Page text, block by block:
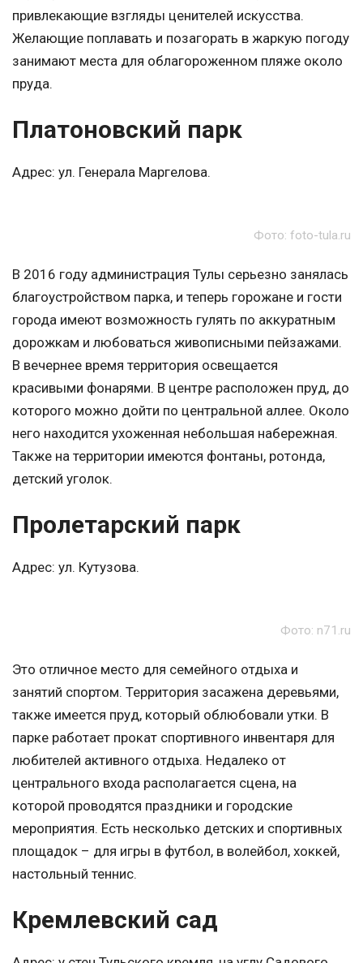
привлекающие взгляды ценителей искусства.
Желающие поплавать и позагорать в жаркую погоду
занимают места для облагороженном пляже около
пруда.
Платоновский парк
Адрес: ул. Генерала Маргелова.
Фото: foto-tula.ru
В 2016 году администрация Тулы серьезно занялась
благоустройством парка, и теперь горожане и гости
города имеют возможность гулять по аккуратным
дорожкам и любоваться живописными пейзажами.
В вечернее время территория освещается
красивыми фонарями. В центре расположен пруд, до
которого можно дойти по центральной аллее. Около
него находится ухоженная небольшая набережная.
Также на территории имеются фонтаны, ротонда,
детский уголок.
Пролетарский парк
Адрес: ул. Кутузова.
Фото: n71.ru
Это отличное место для семейного отдыха и
занятий спортом. Территория засажена деревьями,
также имеется пруд, который облюбовали утки. В
парке работает прокат спортивного инвентаря для
любителей активного отдыха. Недалеко от
центрального входа располагается сцена, на
которой проводятся праздники и городские
мероприятия. Есть несколько детских и спортивных
площадок – для игры в футбол, в волейбол, хоккей,
настольный теннис.
Кремлевский сад